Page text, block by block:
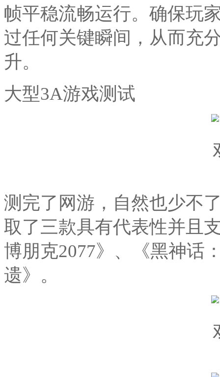
帧平稳流畅运行。确保玩
过任何关键瞬间，从而充
升。
大型3A游戏测试
测完了网游，自然也少不
取了三款具有代表性并且
博朋克2077》、《黑神话
遗》。